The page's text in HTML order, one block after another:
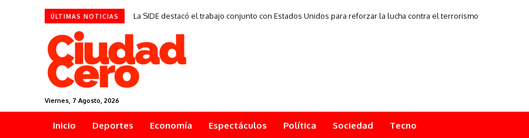
ÚLTIMAS NOTICIAS La SIDE destacó el trabajo conjunto con Estados Unidos para reforzar la lucha contra el terrorismo
Viernes, 7 Agosto, 2026
Inicio Deportes Economía Espectáculos Política Sociedad Tecno